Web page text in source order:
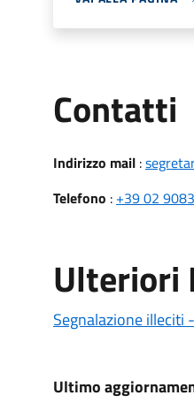
Contatti
Indirizzo mail:
Telefono : +39 02
Ulteriori
Segnalazione
Ultimo